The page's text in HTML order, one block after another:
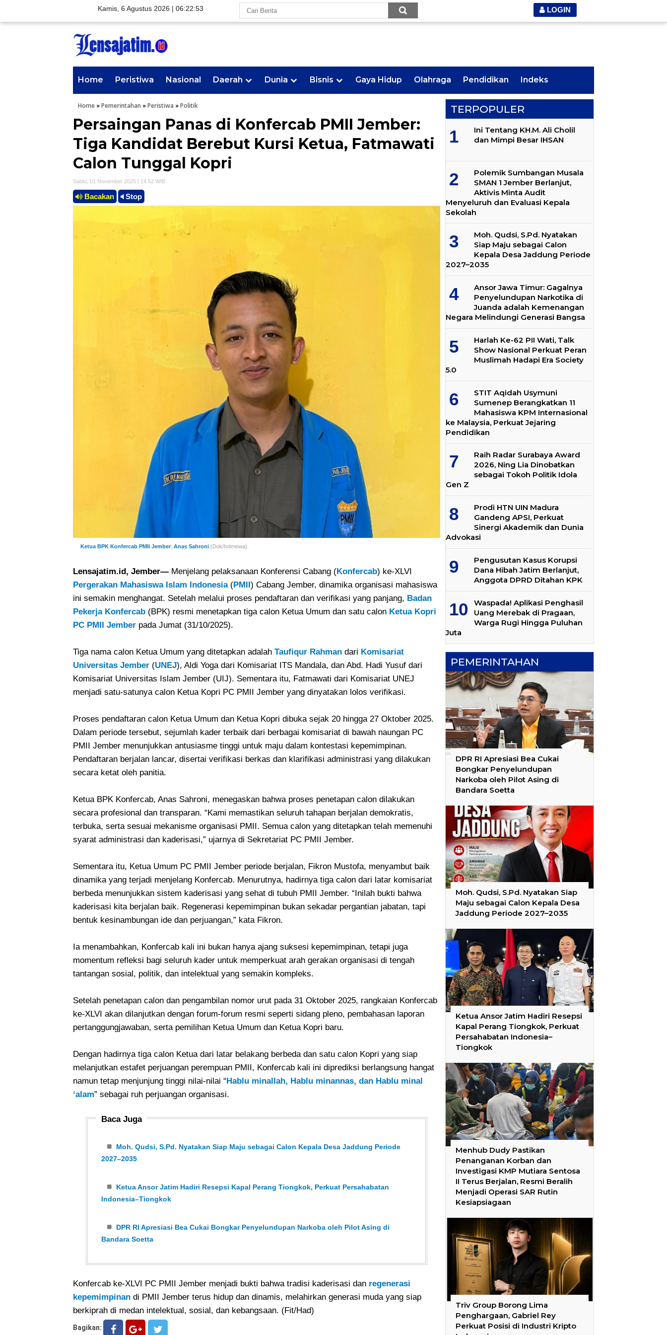
Kamis, 6 Agustus 2026 | 06:22:54 LOGIN
Home Peristiwa Nasional Daerah Dunia Bisnis Gaya Hidup Olahraga Pendidikan Indeks
Home »Pemerintahan »Peristiwa »Politik
Persaingan Panas di Konfercab PMII Jember:
Tiga Kandidat Berebut Kursi Ketua, Fatmawati
Calon Tunggal Kopri
Sabtu, 01 November 2025 | 14.52 WIB
Bacakan Stop
Ketua BPK Konfercab PMII Jember, Anas Sahroni .(Dok/Istimewa).
Lensajatim.id, Jember— Menjelang pelaksanaan Konferensi Cabang (Konfercab) ke-XLVI
Pergerakan Mahasiswa Islam Indonesia(PMII) Cabang Jember, dinamika organisasi mahasiswa
ini semakin menghangat. Setelah melalui proses pendaftaran dan verifikasi yang panjang, Badan
Pekerja Konfercab (BPK) resmi menetapkan tiga calon Ketua Umum dan satu calon Ketua Kopri
PC PMII Jember pada Jumat (31/10/2025).
Tiga nama calon Ketua Umum yang ditetapkan adalah Taufiqur Rahman dari Komisariat
Universitas Jember (UNEJ), Aldi Yoga dari Komisariat ITS Mandala, dan Abd. Hadi Yusuf dari
Komisariat Universitas Islam Jember (UIJ). Sementara itu, Fatmawati dari Komisariat UNEJ
menjadi satu-satunya calon Ketua Kopri PC PMII Jember yang dinyatakan lolos verifikasi.
Proses pendaftaran calon Ketua Umum dan Ketua Kopri dibuka sejak 20 hingga 27 Oktober 2025.
Dalam periode tersebut, sejumlah kader terbaik dari berbagai komisariat di bawah naungan PC
PMII Jember menunjukkan antusiasme tinggi untuk maju dalam kontestasi kepemimpinan.
Pendaftaran berjalan lancar, disertai verifikasi berkas dan klarifikasi administrasi yang dilakukan
secara ketat oleh panitia.
Ketua BPK Konfercab, Anas Sahroni, menegaskan bahwa proses penetapan calon dilakukan
secara profesional dan transparan. “Kami memastikan seluruh tahapan berjalan demokratis,
terbuka, serta sesuai mekanisme organisasi PMII. Semua calon yang ditetapkan telah memenuhi
syarat administrasi dan kaderisasi,” ujarnya di Sekretariat PC PMII Jember.
Sementara itu, Ketua Umum PC PMII Jember periode berjalan, Fikron Mustofa, menyambut baik
dinamika yang terjadi menjelang Konfercab. Menurutnya, hadirnya tiga calon dari latar komisariat
berbeda menunjukkan sistem kaderisasi yang sehat di tubuh PMII Jember. “Inilah bukti bahwa
kaderisasi kita berjalan baik. Regenerasi kepemimpinan bukan sekadar pergantian jabatan, tapi
bentuk kesinambungan ide dan perjuangan,” kata Fikron.
Ia menambahkan, Konfercab kali ini bukan hanya ajang suksesi kepemimpinan, tetapi juga
momentum refleksi bagi seluruh kader untuk memperkuat arah gerakan organisasi di tengah
tantangan sosial, politik, dan intelektual yang semakin kompleks.
Setelah penetapan calon dan pengambilan nomor urut pada 31 Oktober 2025, rangkaian Konfercab
ke-XLVI akan dilanjutkan dengan forum-forum resmi seperti sidang pleno, pembahasan laporan
pertanggungjawaban, serta pemilihan Ketua Umum dan Ketua Kopri baru.
Dengan hadirnya tiga calon Ketua dari latar belakang berbeda dan satu calon Kopri yang siap
melanjutkan estafet perjuangan perempuan PMII, Konfercab kali ini diprediksi berlangsung hangat
namun tetap menjunjung tinggi nilai-nilai “Hablu minallah, Hablu minannas, dan Hablu minal
‘alam” sebagai ruh perjuangan organisasi.
Baca Juga
Moh. Qudsi, S.Pd. Nyatakan Siap Maju sebagai Calon Kepala Desa Jaddung Periode
2027–2035
Ketua Ansor Jatim Hadiri Resepsi Kapal Perang Tiongkok, Perkuat Persahabatan
Indonesia–Tiongkok
DPR RI Apresiasi Bea Cukai Bongkar Penyelundupan Narkoba oleh Pilot Asing di
Bandara Soetta
Konfercab ke-XLVI PC PMII Jember menjadi bukti bahwa tradisi kaderisasi dan regenerasi
kepemimpinan di PMII Jember terus hidup dan dinamis, melahirkan generasi muda yang siap
berkiprah di medan intelektual, sosial, dan kebangsaan. (Fit/Had)
Bagikan:
TERPOPULER
Ini Tentang KH.M. Ali Cholil
dan Mimpi Besar IHSAN
Polemik Sumbangan Musala
SMAN 1 Jember Berlanjut,
Aktivis Minta Audit
Menyeluruh dan Evaluasi Kepala
Sekolah
Moh. Qudsi, S.Pd. Nyatakan
Siap Maju sebagai Calon
Kepala Desa Jaddung Periode
2027–2035
Ansor Jawa Timur: Gagalnya
Penyelundupan Narkotika di
Juanda adalah Kemenangan
Negara Melindungi Generasi Bangsa
Harlah Ke-62 PII Wati, Talk
Show Nasional Perkuat Peran
Muslimah Hadapi Era Society
5.0
STIT Aqidah Usymuni
Sumenep Berangkatkan 11
Mahasiswa KPM Internasional
ke Malaysia, Perkuat Jejaring
Pendidikan
Raih Radar Surabaya Award
2026, Ning Lia Dinobatkan
sebagai Tokoh Politik Idola
Gen Z
Prodi HTN UIN Madura
Gandeng APSI, Perkuat
Sinergi Akademik dan Dunia
Advokasi
Pengusutan Kasus Korupsi
Dana Hibah Jatim Berlanjut,
Anggota DPRD Ditahan KPK
Waspada! Aplikasi Penghasil
Uang Merebak di Pragaan,
Warga Rugi Hingga Puluhan
Juta
PEMERINTAHAN
DPR RI Apresiasi Bea Cukai
Bongkar Penyelundupan
Narkoba oleh Pilot Asing di
Bandara Soetta
Moh. Qudsi, S.Pd. Nyatakan Siap
Maju sebagai Calon Kepala Desa
Jaddung Periode 2027–2035
Ketua Ansor Jatim Hadiri Resepsi
Kapal Perang Tiongkok, Perkuat
Persahabatan Indonesia–
Tiongkok
Menhub Dudy Pastikan
Penanganan Korban dan
Investigasi KMP Mutiara Sentosa
II Terus Berjalan, Resmi Beralih
Menjadi Operasi SAR Rutin
Kesiapsiagaan
Triv Group Borong Lima
Penghargaan, Gabriel Rey
Perkuat Posisi di Industri Kripto